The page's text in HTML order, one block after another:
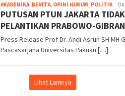
AKADEMIKA, BERITA, OPINI HUKUM, POLITIK herry
PUTUSAN PTUN JAKARTA
PELANTIKAN PRABOWO-GIBRAN
Press Release Prof Dr. Andi Asrun SH MH
Pascasarjana Universitas Pakuan […]
Lihat Lainnya